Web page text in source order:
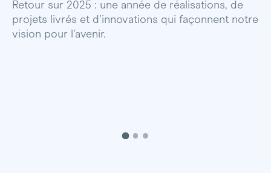
Retour sur 2025 : une année de réalisations, de
projets livrés et d’innovations qui façonnent notre
vision pour l’avenir.